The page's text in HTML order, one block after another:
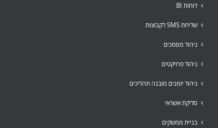
דוחות BI
שליחת SMS לקבוצות
ניהול מסמכים
ניהול פרויקטים
ניהול יומנים מובנה תהליכים
סליקת אשראי
בניית ממשקים